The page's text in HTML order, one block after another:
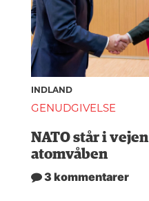
INDLAND
GENUDGIVELSE
NATO står i
atomvåben
3 kommentarer